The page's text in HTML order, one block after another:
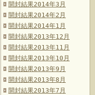
開封結果2014年3月
開封結果2014年2月
開封結果2014年1月
開封結果2013年12月
開封結果2013年11月
開封結果2013年10月
開封結果2013年9月
開封結果2013年8月
開封結果2013年7月